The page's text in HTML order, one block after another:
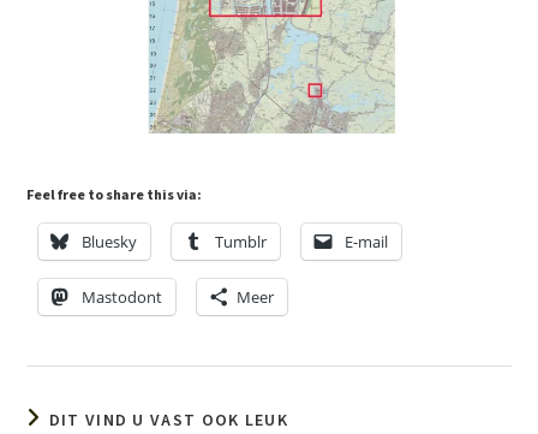
Feel free to share this via:
Bluesky Tumblr E-mail
Mastodont Meer
DIT VIND U VAST OOK LEUK